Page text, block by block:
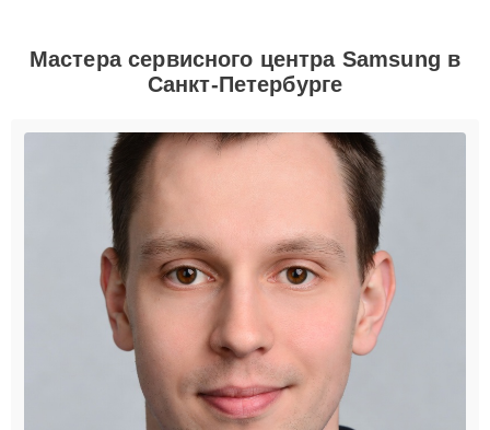
Мастера сервисного центра Samsung в
Санкт-Петербурге